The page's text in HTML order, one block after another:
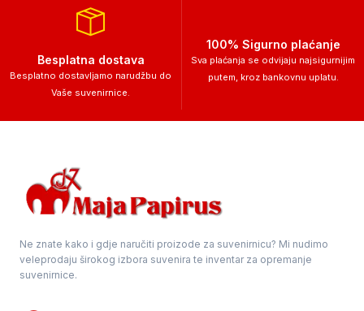
Besplatna dostava
Besplatno dostavljamo narudžbu do
Vaše suvenirnice.
100% Sigurno plaćanje
Sva plaćanja se odvijaju najsigurnijim
putem, kroz bankovnu uplatu.
Ne znate kako i gdje naručiti proizode za suvenirnicu? Mi nudimo
veleprodaju širokog izbora suvenira te inventar za opremanje
suvenirnice.